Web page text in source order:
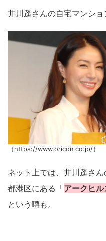
井川遥さんの自宅マンシ
（https://www.oricon.co.jp/）
ネット上では、井川遥さ
都港区にある「アークヒ
という噂も。